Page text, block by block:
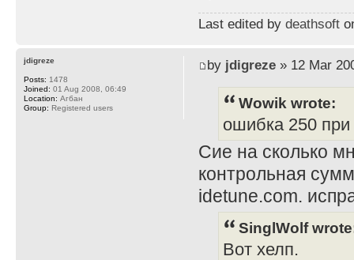
Last edited by deathsoft
by jdigreze» 12 Mar
Wowik wrote:
ошибка 250
Сие на сколько
контрольная
idetune.com.
SinglWolf
Вот хелп.
jdigreze
Posts: 1478
Joined: 01 Aug 2008, 06:49
Location: Агбан
Group: Registered users